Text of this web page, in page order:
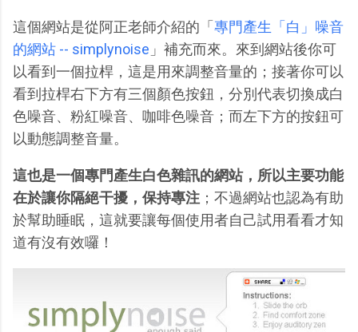
這個網站是從阿正老師介紹的「 專門產生「白」噪音
的網站 -- simplynoise 」補充而來。來到網站後你可
以看到一個拉桿，這是用來調整音量的；接著你可以
看到拉桿右下方有三個顏色按鈕，分別代表切換成白
色噪音、粉紅噪音、咖啡色噪音；而左下方的按鈕可
以動態調整音量。
這也是一個專門產生白色雜訊的網站，所以主要功能
在於讓你隔絕干擾，保持專注 ；不過網站也認為有助
於幫助睡眠，這就要讓每個使用者自己試用看看才知
道有沒有效囉！